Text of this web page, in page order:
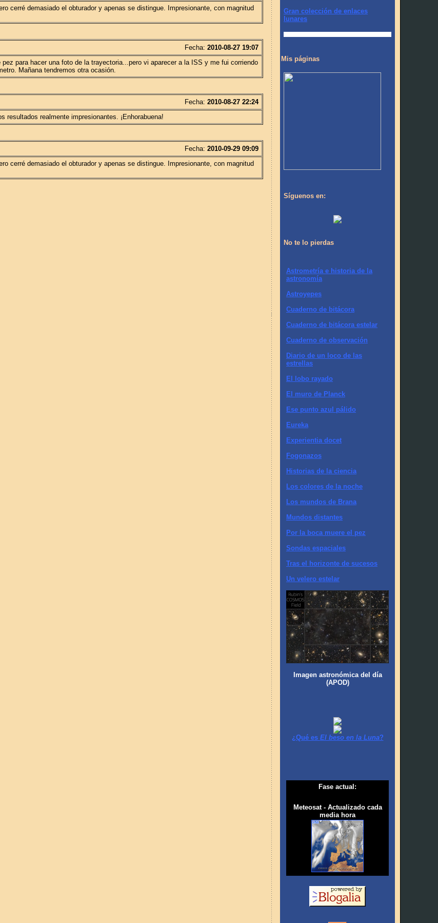
cerré demasiado el obturador y apenas se distingue. Impresionante, con magnitud
Fecha: 2010-08-27 19:07
para hacer una foto de la trayectoria...pero vi aparecer a la ISS y me fui corriendo
Mañana tendremos otra ocasión.
Fecha: 2010-08-27 22:24
realmente impresionantes. ¡Enhorabuena!
Fecha: 2010-09-29 09:09
cerré demasiado el obturador y apenas se distingue. Impresionante, con magnitud
Gran colección de enlaces
lunares
Mis páginas
Síguenos en:
No te lo pierdas
Astrometría e historia de la
astronomía
Astroyepes
Cuaderno de bitácora
Cuaderno de bitácora estelar
Cuaderno de observación
Diario de un loco de las
estrellas
El lobo rayado
El muro de Planck
Ese punto azul pálido
Eureka
Experientia docet
Fogonazos
Historias de la ciencia
Los colores de la noche
Los mundos de Brana
Mundos distantes
Por la boca muere el pez
Sondas espaciales
Tras el horizonte de sucesos
Un velero estelar
Imagen astronómica del día
(APOD)
¿Qué es El beso en la Luna?
Fase actual:
Meteosat - Actualizado cada
media hora